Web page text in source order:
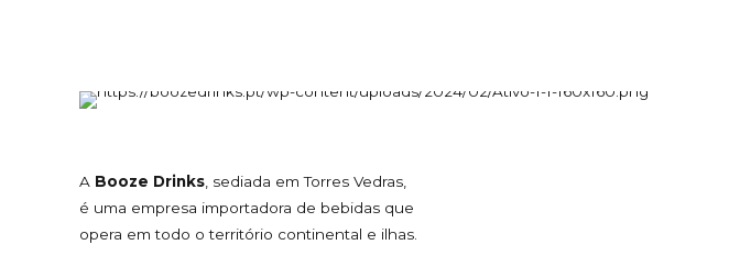
A Booze Drinks , sediada em Torres Vedras,
é uma empresa importadora de bebidas que
opera em todo o território continental e ilhas.